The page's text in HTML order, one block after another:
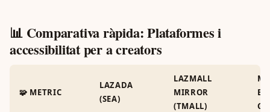
📊 Comparativa ràpida: Plataformes i
accessibilitat per a creators
🧩 METRIC
LAZADA
(SEA)
LAZMALL
MIRROR
(TMALL)